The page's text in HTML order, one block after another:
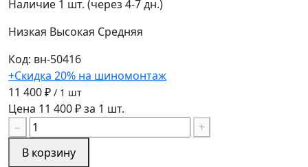
Наличие 1 шт. (через 4-7 дн.)
Низкая Высокая Средняя
Код: вн-50416
+Скидка 20% на шиномонтаж
11 400 ₽ / 1 шт
Цена 11 400 ₽ за 1 шт.
−
+
В корзину